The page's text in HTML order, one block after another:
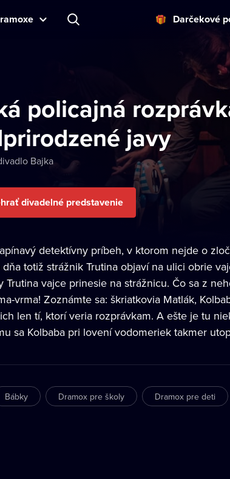
Darčekové
policajná
javy
Bajka
divadelné predstavenie
detektívny príbeh, v ktorom nejde o
totiž strážnik Trutina objaví na ulici obrie
Trutina vajce prinesie na strážnicu. Čo sa z
vrma! Zoznámte sa: škriatkovia Matlák,
len tí, ktorí veria rozprávkam. A ešte je tu
sa Kolbaba pri lovení vodomeriek takmer
Bábky Dramox pre školy Dramox pre deti